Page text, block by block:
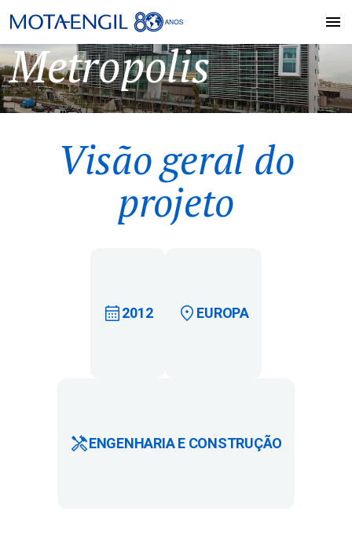
Metropolis
Visão geral do
projeto
2012 EUROPA
ENGENHARIA E CONSTRUÇÃO